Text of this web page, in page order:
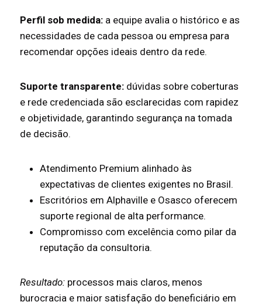
Perfil sob medida: a equipe avalia o histórico e as
necessidades de cada pessoa ou empresa para
recomendar opções ideais dentro da rede.
Suporte transparente: dúvidas sobre coberturas
e rede credenciada são esclarecidas com rapidez
e objetividade, garantindo segurança na tomada
de decisão.
Atendimento Premium alinhado às
expectativas de clientes exigentes no Brasil.
Escritórios em Alphaville e Osasco oferecem
suporte regional de alta performance.
Compromisso com excelência como pilar da
reputação da consultoria.
Resultado: processos mais claros, menos
burocracia e maior satisfação do beneficiário em